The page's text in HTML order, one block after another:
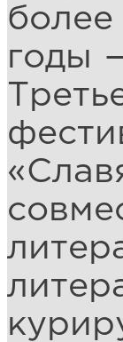
годы